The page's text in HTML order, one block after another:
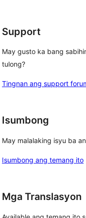
Support
May gusto ka bang
tulong?
Tingnan ang support
Isumbong
May malalaking isyu ba
Isumbong ang temang ito
Mga Translasyon